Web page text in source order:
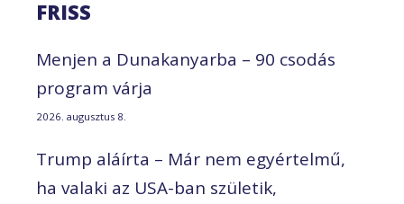
FRISS
Menjen a Dunakanyarba – 90 csodás
program várja
2026. augusztus 8.
Trump aláírta – Már nem egyértelmű,
ha valaki az USA-ban születik,